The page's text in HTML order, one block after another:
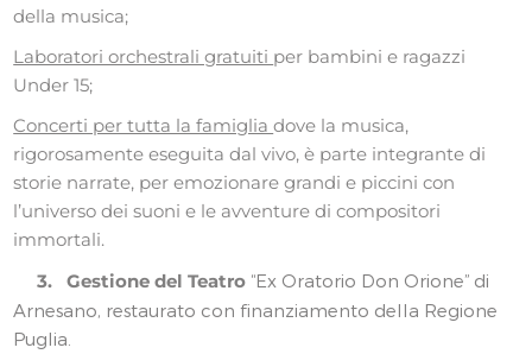
della musica;
Laboratori orchestrali gratuiti per bambini e ragazzi
Under 15;
Concerti per tutta la famigliadove la musica,
rigorosamente eseguita dal vivo, è parte integrante di
storie narrate, per emozionare grandi e piccini con
l’universo dei suoni e le avventure di compositori
immortali.
3. Gestione del Teatro “Ex Oratorio Don Orione” di
Arnesano, restaurato con finanziamento della Regione
Puglia.